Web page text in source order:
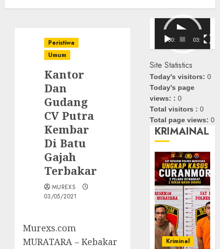
Peristiwa
Umum
Kantor
Dan
Gudang
CV Putra
Kembar
Di Batu
Gajah
Terbakar
MUREXS
03/05/2021
Murexs.com
MURATARA – Kebakar
Pemutar
Video
00:00 03:08
Site Statistics
Today's visitors:0
Today's page
views: :0
Total visitors :0
Total page views:0
KRIMAINAL
Kriminal